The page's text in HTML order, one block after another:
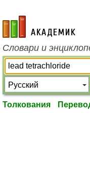
academic.ru
Словари и
Толкования